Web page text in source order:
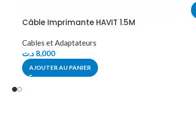
Câble Imprimante HAVIT 1.5M
Cables et Adaptateurs
8,000 د.ت
AJOUTER AU PANIER